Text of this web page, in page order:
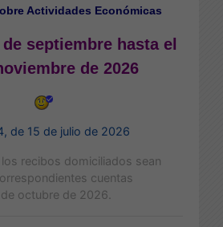
Actividades Económicas
septiembre hasta el
de 2026
de 15 de julio de 2026
recibos domiciliados sean
cuentas
octubre de 2026.